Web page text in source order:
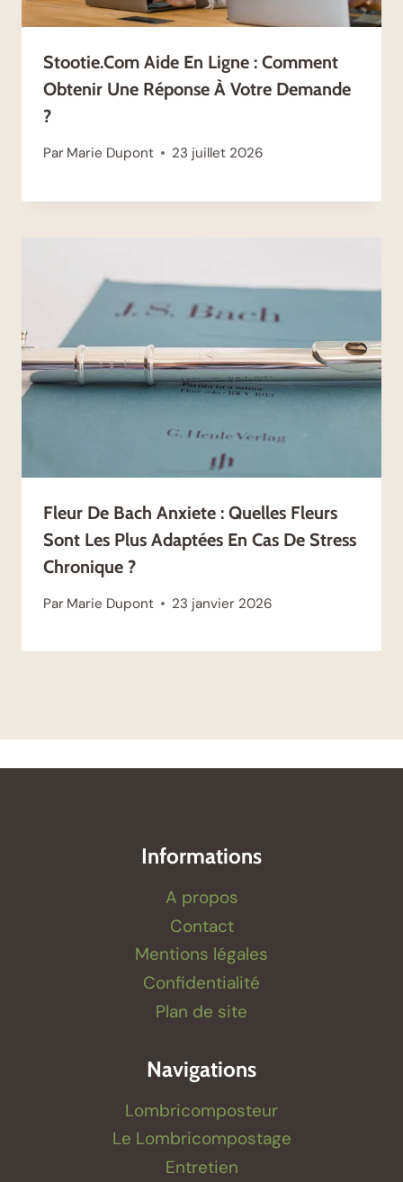
Stootie.com Aide En Ligne : Comment
Obtenir Une Réponse À Votre Demande
?
Par Marie Dupont 23 juillet 2026
Fleur De Bach Anxiete : Quelles Fleurs
Sont Les Plus Adaptées En Cas De Stress
Chronique ?
Par Marie Dupont 23 janvier 2026
Informations
A propos
Contact
Mentions légales
Confidentialité
Plan de site
Navigations
Lombricomposteur
Le Lombricompostage
Entretien